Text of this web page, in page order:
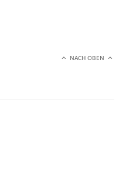
NACH OBEN